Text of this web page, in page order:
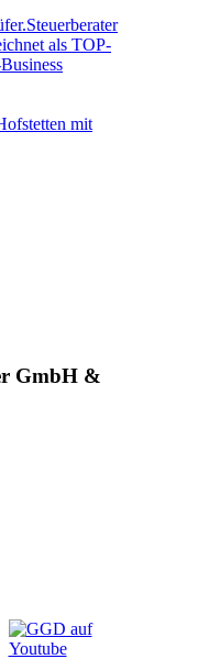
als TOP-
mit
GmbH &